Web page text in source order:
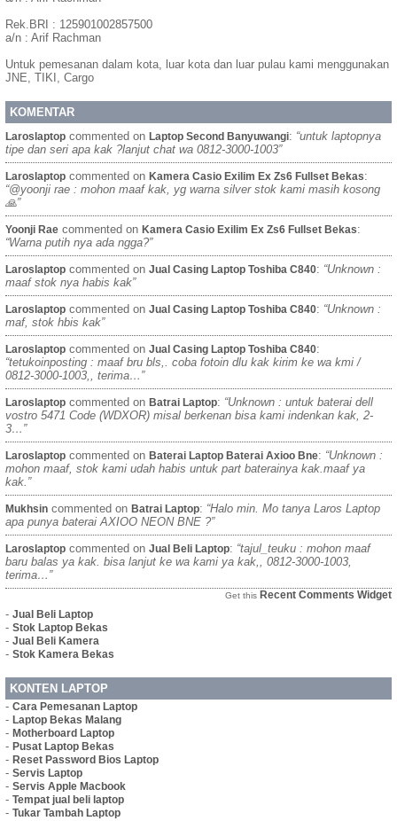
Rek.BRI : 125901002857500
a/n : Arif Rachman
Untuk pemesanan dalam kota, luar kota dan luar pulau kami menggunakan
JNE, TIKI, Cargo
KOMENTAR
Laroslaptop commented on Laptop Second Banyuwangi: “untuk laptopnya
tipe dan seri apa kak ?lanjut chat wa 0812-3000-1003”
Laroslaptop commented on Kamera Casio Exilim Ex Zs6 Fullset Bekas:
“@yoonji rae : mohon maaf kak, yg warna silver stok kami masih kosong
🙏”
Yoonji Rae commented on Kamera Casio Exilim Ex Zs6 Fullset Bekas:
“Warna putih nya ada ngga?”
Laroslaptop commented on Jual Casing Laptop Toshiba C840: “Unknown :
maaf stok nya habis kak”
Laroslaptop commented on Jual Casing Laptop Toshiba C840: “Unknown :
maf, stok hbis kak”
Laroslaptop commented on Jual Casing Laptop Toshiba C840:
“tetukoinposting : maaf bru bls,. coba fotoin dlu kak kirim ke wa kmi /
0812-3000-1003,, terima…”
Laroslaptop commented on Batrai Laptop: “Unknown : untuk baterai dell
vostro 5471 Code (WDXOR) misal berkenan bisa kami indenkan kak, 2-
3…”
Laroslaptop commented on Baterai Laptop Baterai Axioo Bne: “Unknown :
mohon maaf, stok kami udah habis untuk part baterainya kak.maaf ya
kak.”
Mukhsin commented on Batrai Laptop: “Halo min. Mo tanya Laros Laptop
apa punya baterai AXIOO NEON BNE ?”
Laroslaptop commented on Jual Beli Laptop: “tajul_teuku : mohon maaf
baru balas ya kak. bisa lanjut ke wa kami ya kak,, 0812-3000-1003,
terima…”
Get this Recent Comments Widget
- Jual Beli Laptop
- Stok Laptop Bekas
- Jual Beli Kamera
- Stok Kamera Bekas
KONTEN LAPTOP
- Cara Pemesanan Laptop
- Laptop Bekas Malang
- Motherboard Laptop
- Pusat Laptop Bekas
- Reset Password Bios Laptop
- Servis Laptop
- Servis Apple Macbook
- Tempat jual beli laptop
- Tukar Tambah Laptop